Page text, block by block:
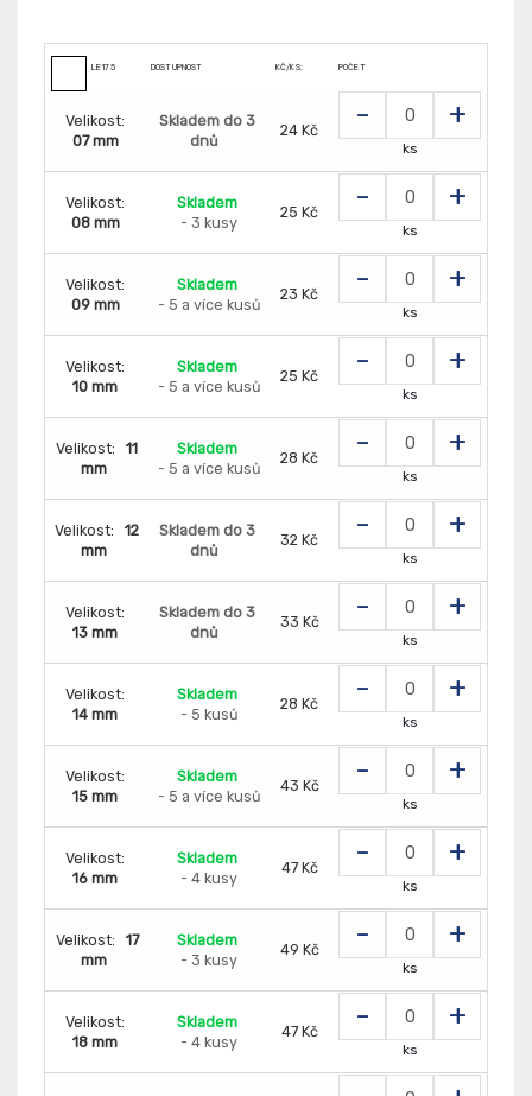
LE175 DOSTUPNOST KČ/KS: POČET
Velikost:
07 mm
Skladem do 3
dnů
24 Kč - +
ks
Velikost:
08 mm
Skladem
- 3 kusy
25 Kč - +
ks
Velikost:
09 mm
Skladem
- 5 a více kusů
23 Kč - +
ks
Velikost:
10 mm
Skladem
- 5 a více kusů
25 Kč - +
ks
Velikost:
11
mm
Skladem
- 5 a více kusů
28 Kč - +
ks
Velikost:
12
mm
Skladem do 3
dnů
32 Kč - +
ks
Velikost:
13 mm
Skladem do 3
dnů
33 Kč - +
ks
Velikost:
14 mm
Skladem
- 5 kusů
28 Kč - +
ks
Velikost:
15 mm
Skladem
- 5 a více kusů
43 Kč - +
ks
Velikost:
16 mm
Skladem
- 4 kusy
47 Kč - +
ks
Velikost:
17
mm
Skladem
- 3 kusy
49 Kč - +
ks
Velikost:
18 mm
Skladem
- 4 kusy
47 Kč - +
ks